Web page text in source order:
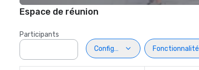
Espace de réunion
Participants
Configuration
Fonctionnalité